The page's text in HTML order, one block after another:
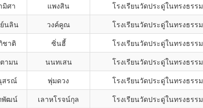
มิศา แพงสิน โรงเรียนวัดประดู่ในทรงธรรม
นลิน วงค์คูณ โรงเรียนวัดประดู่ในทรงธรรม
ชาติ ซิ่นฮี้ โรงเรียนวัดประดู่ในทรงธรรม
ามน นนทเสน โรงเรียนวัดประดู่ในทรงธรรม
สรณ์ พุ่มดวง โรงเรียนวัดประดู่ในทรงธรรม
พัฒน์ เลาหโรจน์กุล โรงเรียนวัดประดู่ในทรงธรรม